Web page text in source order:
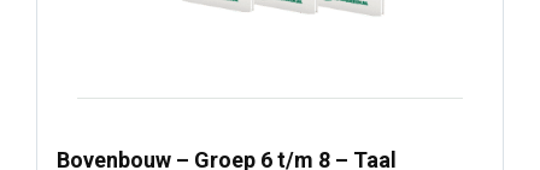
Bovenbouw – Groep 6 t/m 8 – Taal